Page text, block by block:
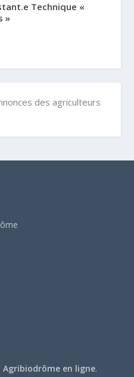
Technique «
»
des agriculteurs
Agribiodrôme en ligne.